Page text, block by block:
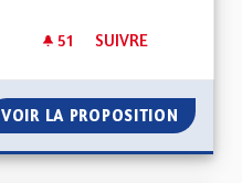
51 51 ABONNÉS
SUIVRE
VOIR LA PROPOSITION